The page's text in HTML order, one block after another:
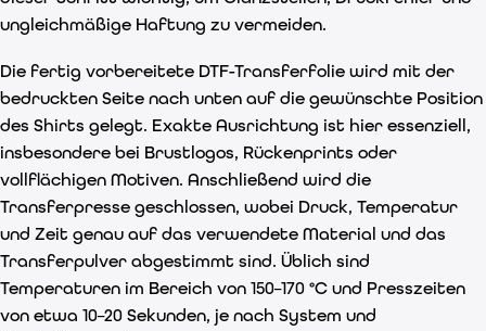
ungleichmäßige Haftung zu vermeiden.
Die fertig vorbereitete DTF-Transferfolie wird mit der
bedruckten Seite nach unten auf die gewünschte Position
des Shirts gelegt. Exakte Ausrichtung ist hier essenziell,
insbesondere bei Brustlogos, Rückenprints oder
vollflächigen Motiven. Anschließend wird die
Transferpresse geschlossen, wobei Druck, Temperatur
und Zeit genau auf das verwendete Material und das
Transferpulver abgestimmt sind. Üblich sind
Temperaturen im Bereich von 150–170 °C und Presszeiten
von etwa 10–20 Sekunden, je nach System und